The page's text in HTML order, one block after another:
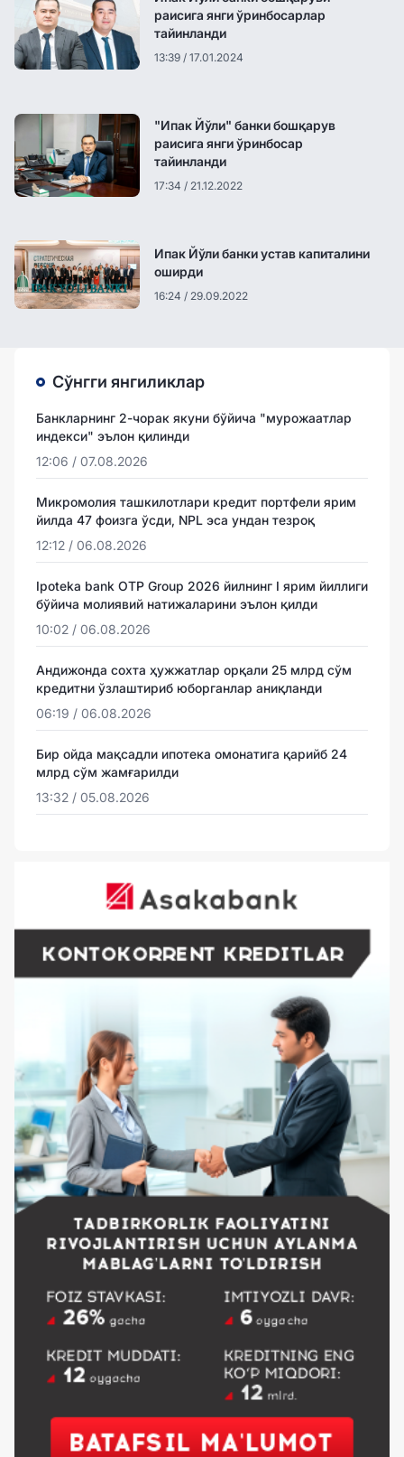
раисига янги ўринбосарлар
тайинланди
13:39 / 17.01.2024
"Ипак Йўли" банки бошқарув
раисига янги ўринбосар
тайинланди
17:34 / 21.12.2022
Ипак Йўли банки устав капиталини
оширди
16:24 / 29.09.2022
Сўнгги янгиликлар
Банкларнинг 2-чорак якуни бўйича "мурожаатлар
индекси" эълон қилинди
12:06 / 07.08.2026
Микромолия ташкилотлари кредит портфели ярим
йилда 47 фоизга ўсди, NPL эса ундан тезроқ
12:12 / 06.08.2026
Ipoteka bank OTP Group 2026 йилнинг I ярим йиллиги
бўйича молиявий натижаларини эълон қилди
10:02 / 06.08.2026
Андижонда сохта ҳужжатлар орқали 25 млрд сўм
кредитни ўзлаштириб юборганлар аниқланди
06:19 / 06.08.2026
Бир ойда мақсадли ипотека омонатига қарийб 24
млрд сўм жамғарилди
13:32 / 05.08.2026